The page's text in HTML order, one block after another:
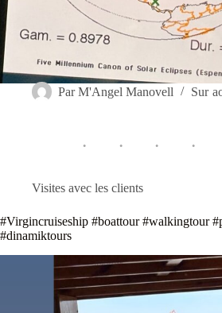
Par M'Angel Manovell Sur
Visites avec les clients
#Virgincruiseship #boattour #walkingtour
#dinamiktours